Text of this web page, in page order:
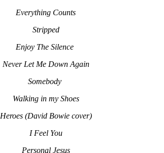
Everything Counts
Stripped
Enjoy The Silence
Never Let Me Down Again
Somebody
Walking in my Shoes
Heroes (David Bowie cover)
I Feel You
Personal Jesus